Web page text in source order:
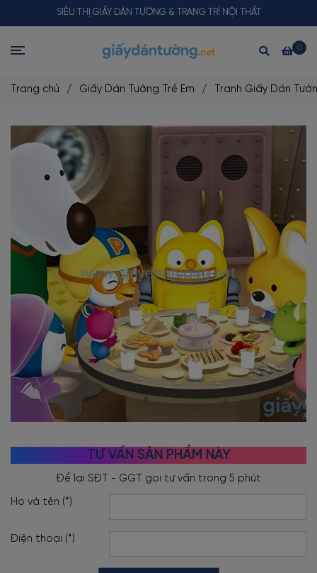
SIÊU THỊ GIẤY DÁN TƯỜNG & TRANG TRÍ NỘI THẤT
0
Trang chủ / Giấy Dán Tường Trẻ Em / Tranh Giấy Dán
TƯ VẤN SẢN PHẨM NÀY
Họ và tên (*)
Điện thoại (*)